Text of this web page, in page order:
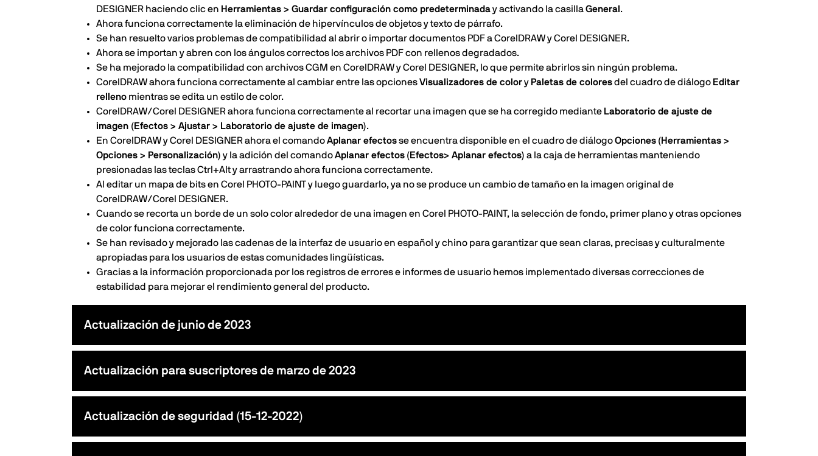
DESIGNER haciendo clic en Herramientas > Guardar configuración como predeterminaday activando la casillaGeneral .
Ahora funciona correctamente la eliminación de hipervínculos de objetos y texto de párrafo.
Se han resuelto varios problemas de compatibilidad al abrir o importar documentos PDF a CorelDRAW y Corel DESIGNER.
Ahora se importan y abren con los ángulos correctos los archivos PDF con rellenos degradados.
Se ha mejorado la compatibilidad con archivos CGM en CorelDRAW y Corel DESIGNER, lo que permite abrirlos sin ningún problema.
CorelDRAW ahora funciona correctamente al cambiar entre las opcionesVisualizadores de colory Paletas de coloresdel cuadro de diálogo Editar
relleno mientras se edita un estilo de color.
CorelDRAW/Corel DESIGNER ahora funciona correctamente al recortar una imagen que se ha corregido mediante Laboratorio de ajuste de
imagen (Efectos > Ajustar > Laboratorio de ajuste de imagen).
En CorelDRAW y Corel DESIGNER ahora el comandoAplanar efectosse encuentra disponible en el cuadro de diálogoOpciones (Herramientas >
Opciones > Personalización) y la adición del comandoAplanar efectos (Efectos> Aplanar efectos) a la caja de herramientas manteniendo
presionadas las teclas Ctrl+Alt y arrastrando ahora funciona correctamente.
Al editar un mapa de bits en Corel PHOTO-PAINT y luego guardarlo, ya no se produce un cambio de tamaño en la imagen original de
CorelDRAW/Corel DESIGNER.
Cuando se recorta un borde de un solo color alrededor de una imagen en Corel PHOTO-PAINT, la selección de fondo, primer plano y otras opciones
de color funciona correctamente.
Se han revisado y mejorado las cadenas de la interfaz de usuario en español y chino para garantizar que sean claras, precisas y culturalmente
apropiadas para los usuarios de estas comunidades lingüísticas.
Gracias a la información proporcionada por los registros de errores e informes de usuario hemos implementado diversas correcciones de
estabilidad para mejorar el rendimiento general del producto.
Actualización de junio de 2023
Actualización para suscriptores de marzo de 2023
Actualización de seguridad (15-12-2022)